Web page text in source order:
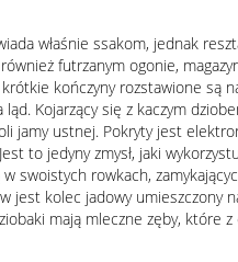
właśnie ssakom, jednak
futrzanym ogonie,
kończyny rozstawione są
Kojarzący się z kaczym
jamy ustnej. Pokryty jest
to jedyny zmysł, jaki
swoistych rowkach,
jest kolec jadowy umieszczony
mają mleczne zęby, które z